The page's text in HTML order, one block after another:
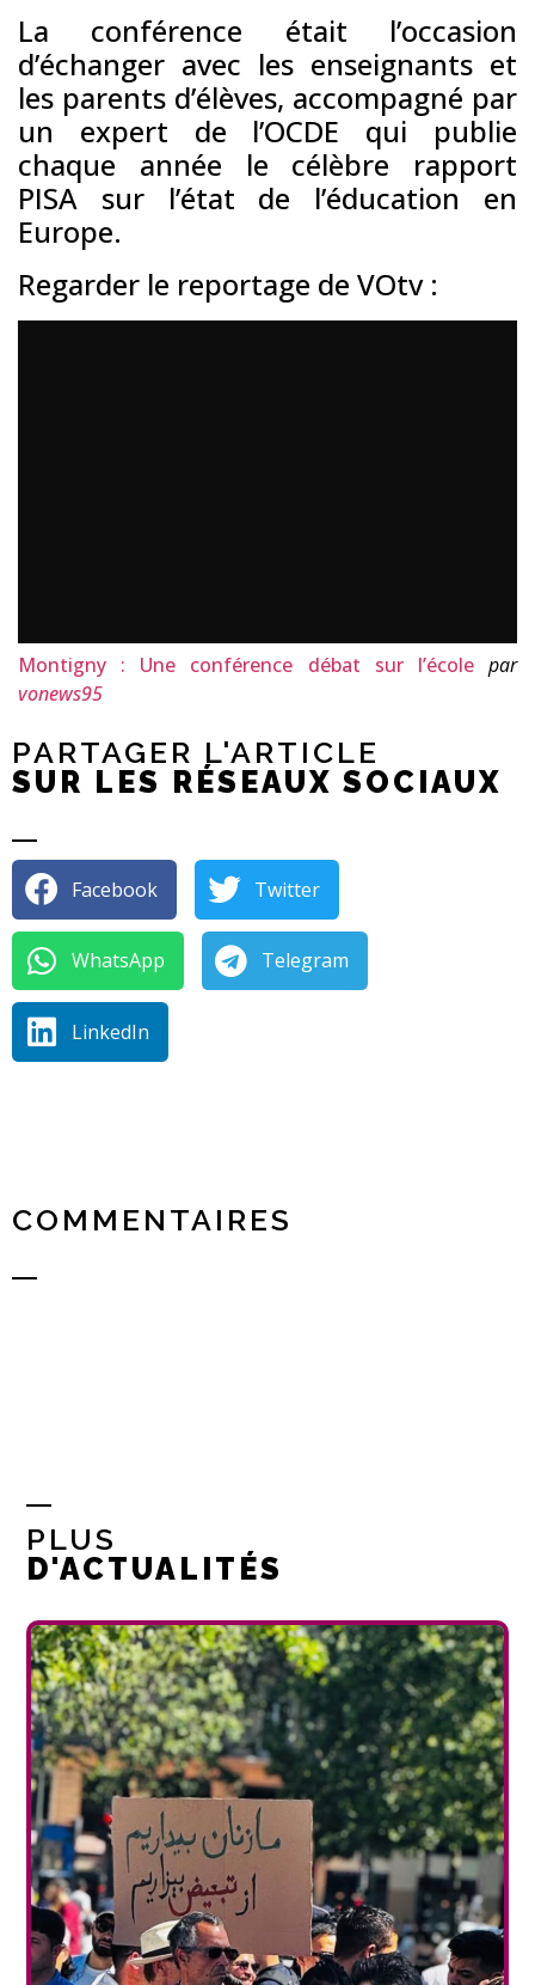
La conférence était l’occasion
d’échanger avec les enseignants et
les parents d’élèves, accompagné par
un expert de l’OCDE qui publie
chaque année le célèbre rapport
PISA sur l’état de l’éducation en
Europe.
Regarder le reportage de VOtv :
Montigny : Une conférence débat sur l’école par
vonews95
PARTAGER L'ARTICLE
SUR LES RÉSEAUX SOCIAUX
Facebook Twitter
WhatsApp Telegram
LinkedIn
COMMENTAIRES
PLUS
D'ACTUALITÉS